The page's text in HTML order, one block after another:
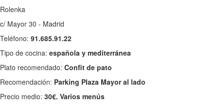
Rolenka
c/ Mayor 30 - Madrid
Teléfono: 91.685.91.22
Tipo de cocina: española y mediterránea
Plato recomendado: Confit de pato
Recomendación: Parking Plaza Mayor al lado
Precio medio: 30€. Varios menús